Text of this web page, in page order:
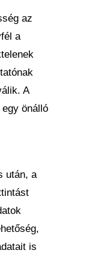
az
a
A
önálló
után, a
is